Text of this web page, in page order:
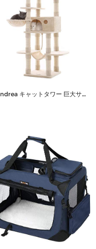
Feandrea キャットタワー 巨大サイズ 大型猫 段差あり ハンモック オシャレ PCT087M01